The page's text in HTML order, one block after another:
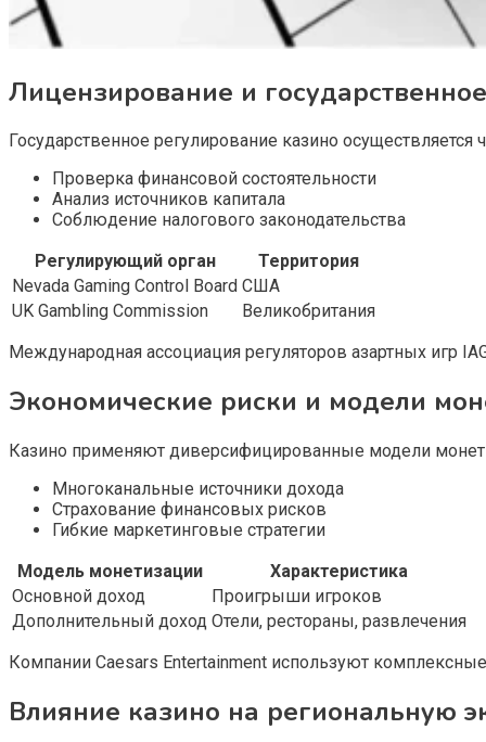
Лицензирование и
Государственное регулирование казино
Проверка финансовой состоятельности
Анализ источников капитала
Соблюдение налогового законодательства
Регулирующий орган
Территория
Nevada Gaming Control Board США
UK Gambling Commission
Великобритания
Международная ассоциация регуляторов азартных игр
Экономические риски и модели
Казино применяют диверсифицированные модели
Многоканальные источники дохода
Страхование финансовых рисков
Гибкие маркетинговые стратегии
Модель монетизации
Характеристика
Основной доход
Проигрыши игроков
Дополнительный доход Отели, рестораны, развлечения
Компании Caesars Entertainment используют
Влияние казино на региональную